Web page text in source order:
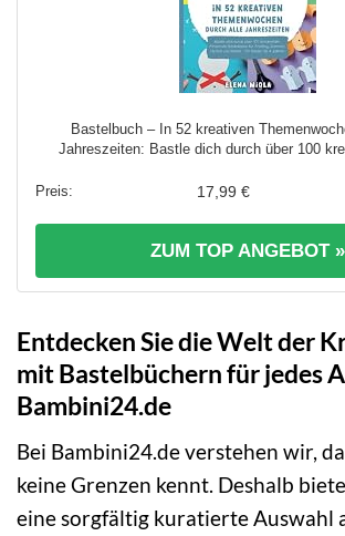
Bastelbuch – In 52 kreativen
Jahreszeiten: Bastle dich durch über 100
17,99 €
ZUM TOP ANGEBOT »
Entdecken Sie die Welt der
mit Bastelbüchern für jedes
Bambini24.de
Bei Bambini24.de verstehen wir,
keine Grenzen kennt. Deshalb
eine sorgfältig kuratierte Auswahl